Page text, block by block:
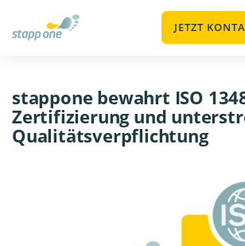
JETZT
stappone bewahrt ISO
Zertifizierung und
Qualitätsverpflichtung